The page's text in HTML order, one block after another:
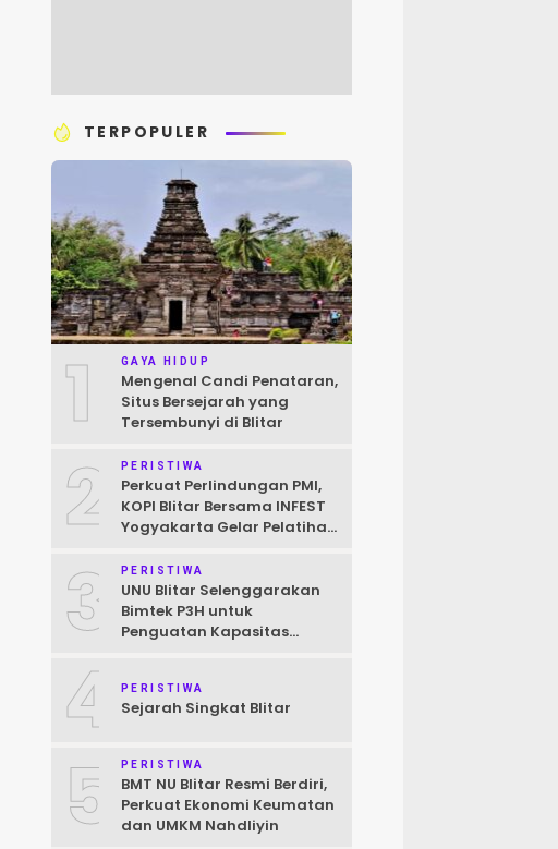
TERPOPULER
1 GAYA HIDUP
Mengenal Candi Penataran,
Situs Bersejarah yang
Tersembunyi di Blitar
2 PERISTIWA
Perkuat Perlindungan PMI,
KOPI Blitar Bersama INFEST
Yogyakarta Gelar Pelatihan
3 PERISTIWA
UNU Blitar Selenggarakan
Bimtek P3H untuk
Penguatan Kapasitas
4 PERISTIWA
Sejarah Singkat Blitar
5 PERISTIWA
BMT NU Blitar Resmi Berdiri,
Perkuat Ekonomi Keumatan
dan UMKM Nahdliyin